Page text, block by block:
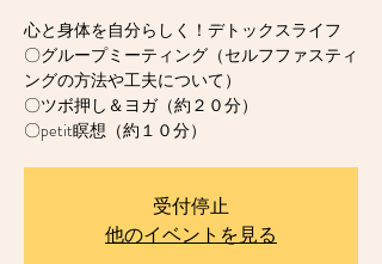
心と身体を自分らしく！デトックスライフ
〇グループミーティング（セルフファスティ
ングの方法や工夫について）
〇ツボ押し＆ヨガ（約２０分）
〇petit瞑想（約１０分）
受付停止
他のイベントを見る